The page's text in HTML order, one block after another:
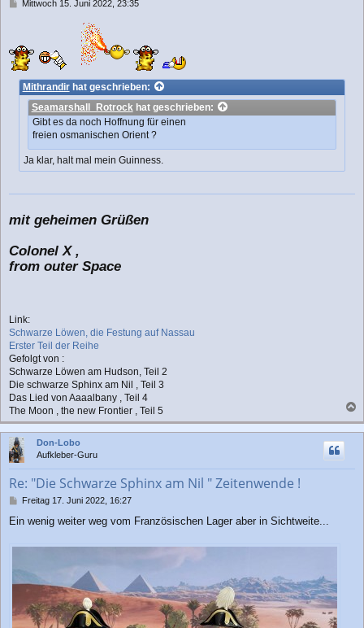
B
r
a
Mittwoch 15. Juni 2022, 23:35
Mithrandirhat geschrieben:
Seamarshall_Rotrockhat geschrieben:
Gibt es da noch Hoffnung für einen
freien osmanischen Orient ?
Ja klar, halt mal mein Guinness.
mit geheimen Grüßen
Colonel X ,
from outer Space
Link:
Schwarze Löwen, die Festung auf Nassau
Erster Teil der Reihe
Gefolgt von :
Schwarze Löwen am Hudson, Teil 2
Die schwarze Sphinx am Nil , Teil 3
Das Lied von Aaaalbany , Teil 4
The Moon , the new Frontier , Teil 5
a
c
Don-Lobo
Aufkleber-Guru
Re: "Die Schwarze Sphinx am Nil " Zeitenwende !
B
i
r
Freitag 17. Juni 2022, 16:27
Ein wenig weiter weg vom Französischen Lager aber in Sichtweite...